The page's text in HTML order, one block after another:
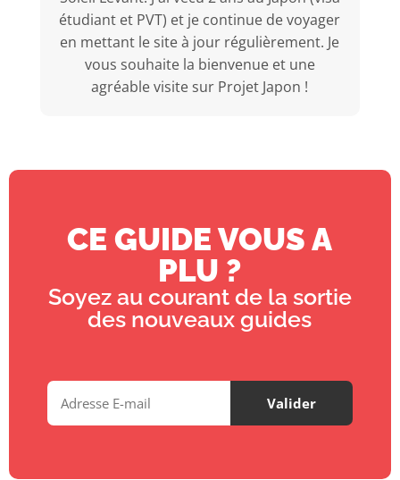
étudiant et PVT) et je continue de voyager
en mettant le site à jour régulièrement. Je
vous souhaite la bienvenue et une
agréable visite sur Projet Japon !
CE GUIDE VOUS A
PLU ?
Soyez au courant de la sortie
des nouveaux guides